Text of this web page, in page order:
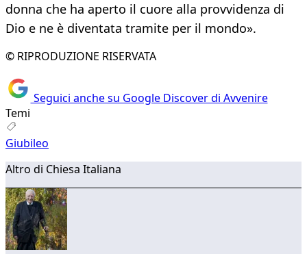
donna che ha aperto il cuore alla provvidenza di
Dio e ne è diventata tramite per il mondo».
© RIPRODUZIONE RISERVATA
Seguici anche su Google Discover di Avvenire
Temi
Giubileo
Altro di Chiesa Italiana